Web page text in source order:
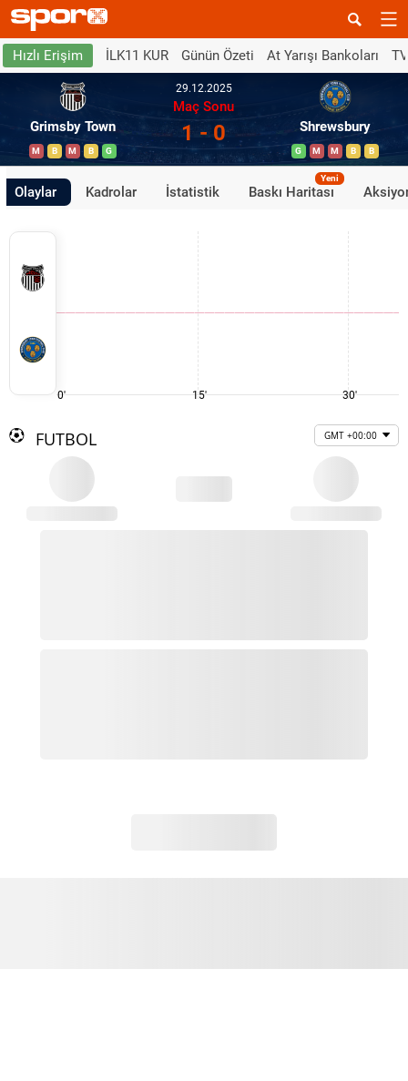
Hızlı Erişim İLK11 KUR Günün Özeti At Yarışı Bankoları
Grimsby Town
M B M B G
29.12.2025
Maç Sonu
1 - 0 Shrewsbury
G M M B B
Olaylar Kadrolar İstatistik Baskı Haritası
Yeni
0' 15' 30'
FUTBOL GMT +00:00